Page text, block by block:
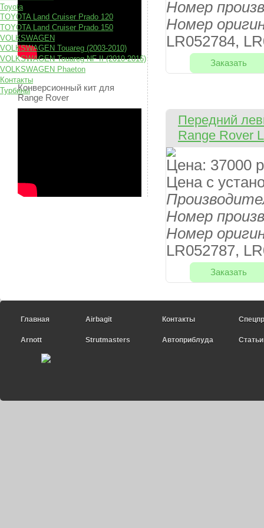
Toyota
TOYOTA Land Cruiser Prado 120
TOYOTA Land Cruiser Prado 150
VOLKSWAGEN
VOLKSWAGEN Touareg (2003-2010)
VOLKSWAGEN Touareg NF II (2010-2016)
VOLKSWAGEN Phaeton
Контакты
ТурбиныКонверсионный кит для
Range Rover
Номер
Номер
LR052784,
Заказать
Передний
Range Rover
Цена: 37000
Цена с
Номер
Номер
LR052787,
Заказать
Главная Airbagit Контакты
Arnott Strutmasters Автоприблуда Статьи